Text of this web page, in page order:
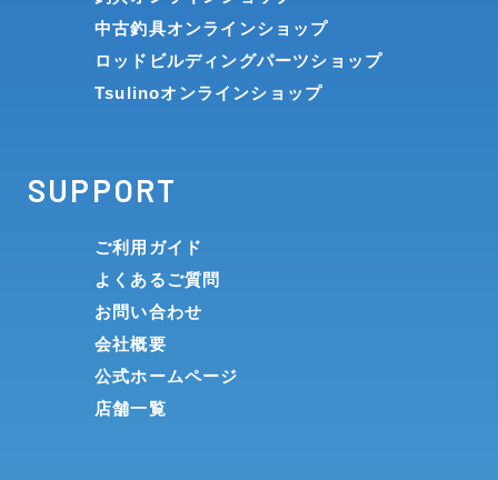
中古釣具オンラインショップ
ロッドビルディングパーツショップ
Tsulinoオンラインショップ
SUPPORT
ご利用ガイド
よくあるご質問
お問い合わせ
会社概要
公式ホームページ
店舗一覧